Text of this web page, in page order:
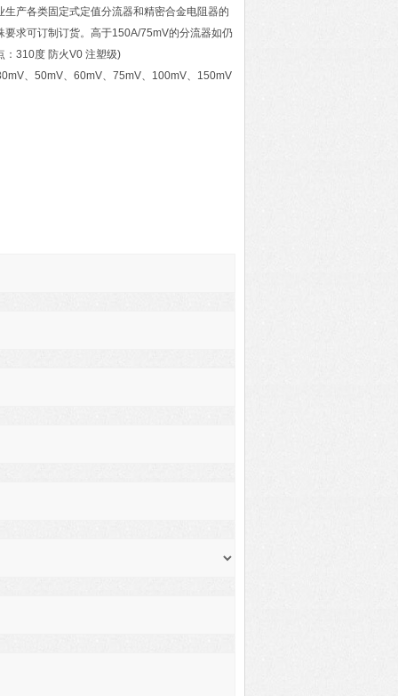
产各类固定式定值分流器和精密合金电阻器的
求可订制订货。高于150A/75mV的分流器如仍
：310度 防火V0 注塑级)
、50mV、60mV、75mV、100mV、150mV